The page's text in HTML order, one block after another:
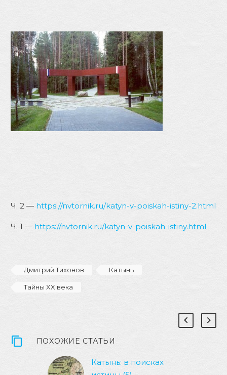
Ч. 2 — https://nvtornik.ru/katyn-v-poiskah-istiny-2.html
Ч. 1 — https://nvtornik.ru/katyn-v-poiskah-istiny.html
Дмитрий Тихонов Катынь
Тайны XX века
ПОХОЖИЕ СТАТЬИ
Катынь: в поисках